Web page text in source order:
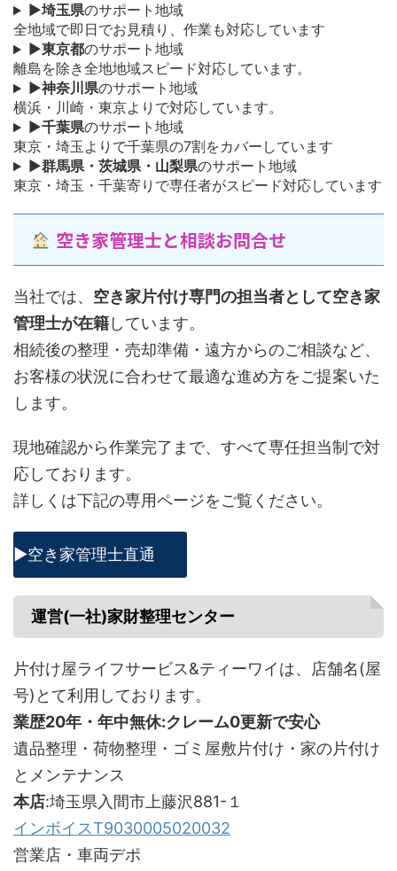
▶埼玉県のサポート地域
全地域で即日でお見積り、作業も対応しています
▶東京都のサポート地域
離島を除き全地地域スピード対応しています。
▶神奈川県のサポート地域
横浜・川崎・東京よりで対応しています。
▶千葉県のサポート地域
東京・埼玉よりで千葉県の7割をカバーしています
▶群馬県・茨城県・山梨県のサポート地域
東京・埼玉・千葉寄りで専任者がスピード対応しています
空き家管理士と相談お問合せ
当社では、 空き家片付け専門の担当者として空き家
管理士が在籍しています。
相続後の整理・売却準備・遠方からのご相談など、
お客様の状況に合わせて最適な進め方をご提案いた
します。
現地確認から作業完了まで、すべて専任担当制で対
応しております。
詳しくは下記の専用ページをご覧ください。
▶空き家管理士直通
運営(一社)家財整理センター
片付け屋ライフサービス&ティーワイは、店舗名(屋
号)とて利用しております。
業歴20年・年中無休:クレーム0更新で安心
遺品整理・荷物整理・ゴミ屋敷片付け・家の片付け
とメンテナンス
本店:埼玉県入間市上藤沢881-１
インボイスT9030005020032
営業店・車両デポ